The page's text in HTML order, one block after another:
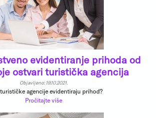
evidentiranje prihoda od
ostvari turistička agencija
Objavljeno: 19.10.2021.
agencije evidentiraju prihod?
Pročitajte više